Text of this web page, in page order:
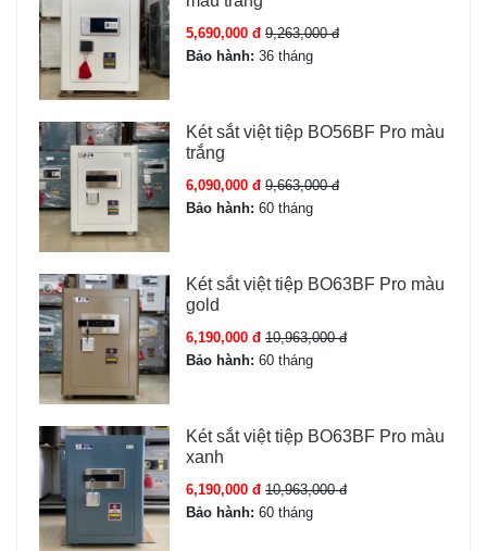
Thông số Giá trị
Kích thước ngoài
Trọng lượng 120 kg ± 5kg
Độ dày cửa / thân
10 mm / 6 mm thép đúc
đặc
Số chốt khóa
5 chốt Ø32 mm, thép
Loại khóa
Khóa Face ID 3D + Vân
Số vân tay Lưu 100 vân tay
Số mã số 10 mã tùy chỉnh
5,690,000 đ 9,263,000 đ
Bảo hành: 36 tháng
Két sắt việt tiệp BO56BF Pro màu
trắng
6,090,000 đ 9,663,000 đ
Bảo hành: 60 tháng
Két sắt việt tiệp BO63BF Pro màu
gold
6,190,000 đ 10,963,000 đ
Bảo hành: 60 tháng
Két sắt việt tiệp BO63BF Pro màu
xanh
6,190,000 đ 10,963,000 đ
Bảo hành: 60 tháng